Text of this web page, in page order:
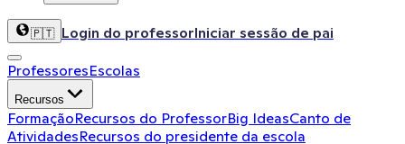
🇵🇹 Login do professorIniciar sessão de pai
ProfessoresEscolas
Recursos
FormaçãoRecursos do ProfessorBig IdeasCanto de
AtividadesRecursos do presidente da escola